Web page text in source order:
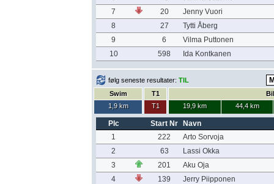
7
20
Jenny Vuori
8
27
Tytti Åberg
9
6
Vilma Puttonen
10
598 Ida Kontkanen
følg seneste resultater: TIL
Swim
1,9 km
T1
T1
19,9 km
44,4 km
Plc Start Nr
Navn
1
222
Arto Sorvoja
2
63
Lassi Okka
3
201
Aku Oja
4
139
Jerry Piipponen